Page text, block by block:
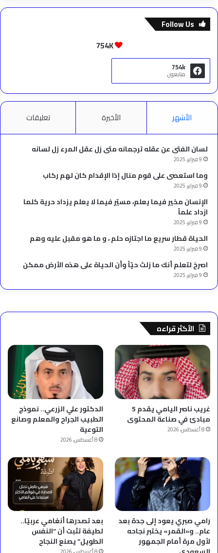
Follow Us
754K
754k
متابعون
الأشهر الأخيرة تعليقات
لسان الفتى عن عقله ترجمانه متى زل عقل المرء زل لسانه
9 فبراير، 2025
وما استعصى على قوم منال إذا الإقدام كان لهم ركاب
9 فبراير، 2025
الإنسان مخير فيما يعلم، مسيّر فيما لا يعلم يزداد حرية كلما
ازداد علماً
9 فبراير، 2025
الحياة قطار سريع ما اجتازه حلم ، و ما هو مقبل عليه وهم
9 فبراير، 2025
‫اصرخ لتعلم أنك ما زلتَ حيّاً وأن الحياة على هذه الأرض ممكن
9 فبراير، 2025
الأكثر قراءه
غريب ناصر اليامي يقدم 5
مبادئ في صناعة المحتوى
8 أغسطس، 2026
الدكتور علي الزرعي.. نموذج
الطبيب الجراح والمعلم وصانع
التوعية
8 أغسطس، 2026
رامي صبري يعود إلى جدة بعد
عام.. و«القمر» يختبر نجاحه
لأول مرة أمام الجمهور
بعد تصدرها أنغامي عربيًا..
لطيفة تثبت أن “النفس
الطويل” يصنع النجاح